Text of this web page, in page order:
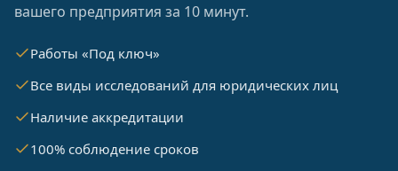
вашего предприятия за 10 минут.
Работы «Под ключ»
Все виды исследований для юридических лиц
Наличие аккредитации
100% соблюдение сроков